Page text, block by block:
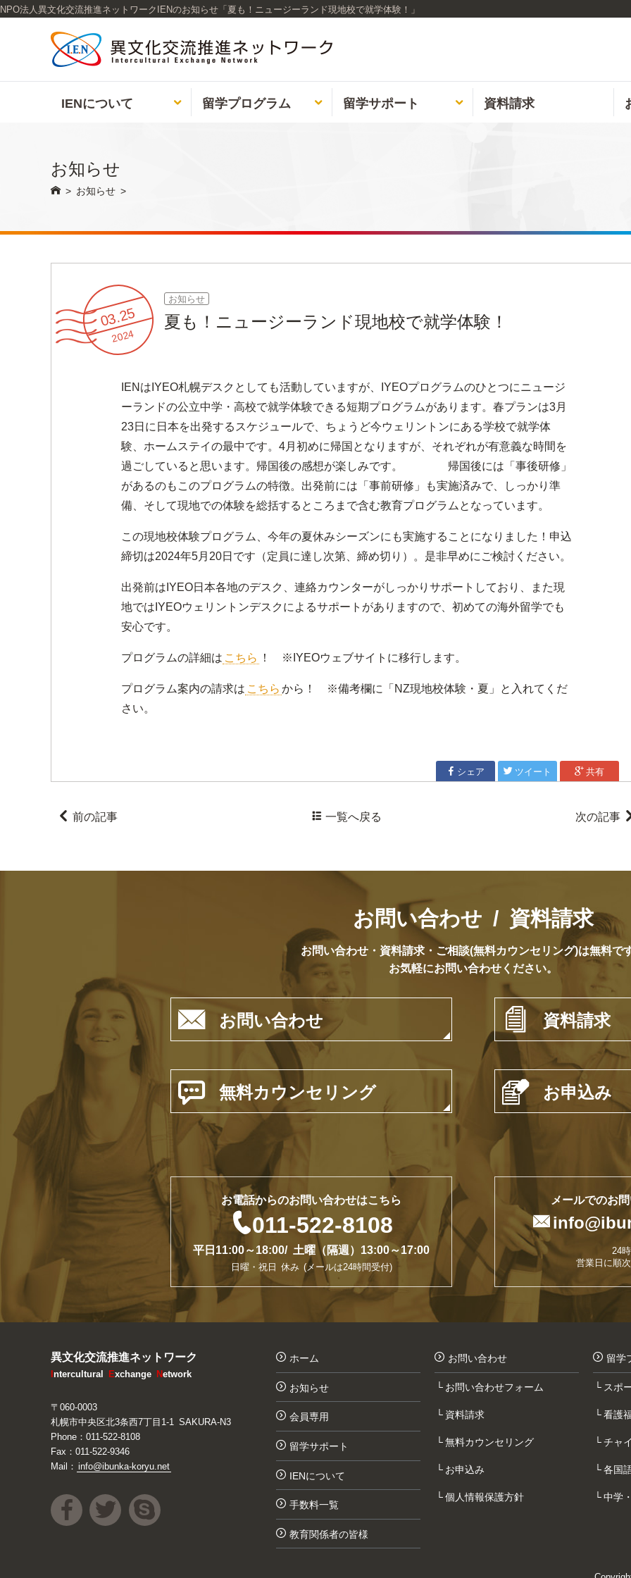
NPO法人異文化交流推進ネットワークIENのお知らせ「夏も！ニュージーランド現地校で就学体験！」
IENについて  留学プログラム  留学サポート  資料請求
お知らせ
 > お知らせ >
お知らせ
夏も！ニュージーランド現地校で就学体験！
03.25
2024
IENはIYEO札幌デスクとしても活動していますが、IYEOプログラムのひとつにニュージ
ーランドの公立中学・高校で就学体験できる短期プログラムがあります。春プランは3月
23日に日本を出発するスケジュールで、ちょうど今ウェリントンにある学校で就学体
験、ホームステイの最中です。4月初めに帰国となりますが、それぞれが有意義な時間を
過ごしていると思います。帰国後の感想が楽しみです。 帰国後には「事後研修」
があるのもこのプログラムの特徴。出発前には「事前研修」も実施済みで、しっかり準
備、そして現地での体験を総括するところまで含む教育プログラムとなっています。
この現地校体験プログラム、今年の夏休みシーズンにも実施することになりました！申込
締切は2024年5月20日です（定員に達し次第、締め切り）。是非早めにご検討ください。
出発前はIYEO日本各地のデスク、連絡カウンターがしっかりサポートしており、また現
地ではIYEOウェリントンデスクによるサポートがありますので、初めての海外留学でも
安心です。
プログラムの詳細は こちら ！ ※IYEOウェブサイトに移行します。
プログラム案内の請求は こちら から！ ※備考欄に「NZ現地校体験・夏」と入れてくだ
さい。
 シェア  ツイート  共有
 前の記事  一覧へ戻る 次の記事
お問い合わせ / 資料請求
お問い合わせ・資料請求・ご相談(無料カウンセリング)は無料で
お気軽にお問い合わせください。
 お問い合わせ  資料請求
 無料カウンセリング  お申込み
お電話からのお問い合わせはこちら
011-522-8108
平日11:00～18:00/ 土曜（隔週）13:00～17:00
日曜・祝日 休み (メールは24時間受付)
メールでのお

24
営業日に順
ホーム
お知らせ
会員専用
留学サポート
IENについて
手数料一覧
教育関係者の皆様
お問い合わせ
お問い合わせフォーム
資料請求
無料カウンセリング
お申込み
個人情報保護方針
留学
スポ
看護
チャ
各国
中学
異文化交流推進ネットワーク
Intercultural Exchange Network
〒060-0003
札幌市中央区北3条西7丁目1-1 SAKURA-N3
Phone： 011-522-8108
Fax：011-522-9346
Mail： info@ibunka-koryu.net
  